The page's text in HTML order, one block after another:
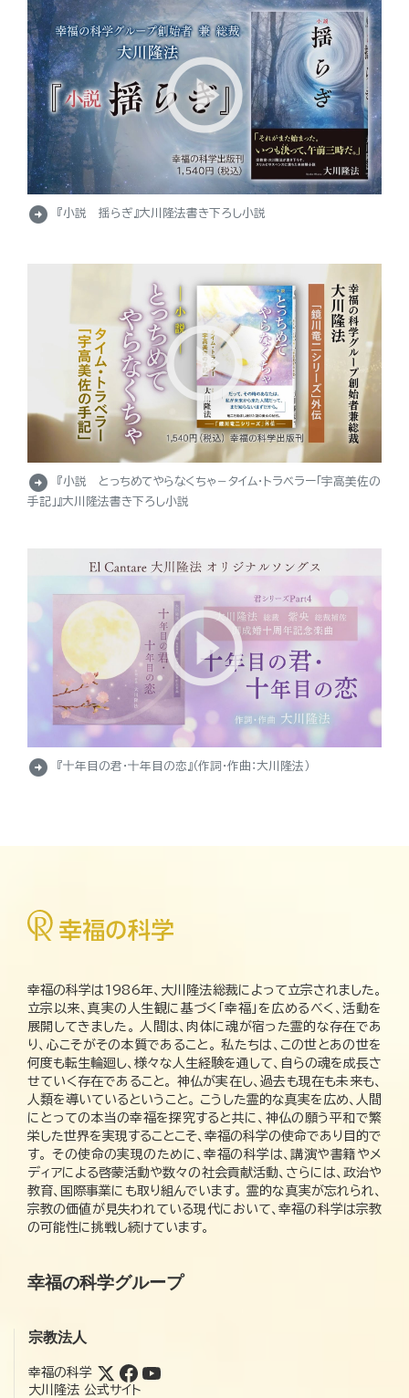
arrow_circle_right 『小説 揺らぎ』大川隆法書き下ろし小説
arrow_circle_right
『小説 とっちめてやらなくちゃ－タイム・トラベラー「宇高美佐の
手記」』大川隆法書き下ろし小説
arrow_circle_right 『十年目の君・十年目の恋』（作詞・作曲：大川隆法）
幸福の科学は1986年、大川隆法総裁によって立宗されました。
立宗以来、真実の人生観に基づく「幸福」を広めるべく、活動を
展開してきました。 人間は、肉体に魂が宿った霊的な存在であ
り、心こそがその本質であること。 私たちは、この世とあの世を
何度も転生輪廻し、様々な人生経験を通して、自らの魂を成長さ
せていく存在であること。 神仏が実在し、過去も現在も未来も、
人類を導いているということ。 こうした霊的な真実を広め、人間
にとっての本当の幸福を探究すると共に、神仏の願う平和で繁
栄した世界を実現することこそ、幸福の科学の使命であり目的で
す。 その使命の実現のために、幸福の科学は、講演や書籍やメ
ディアによる啓蒙活動や数々の社会貢献活動、さらには、政治や
教育、国際事業にも取り組んでいます。 霊的な真実が忘れられ、
宗教の価値が見失われている現代において、幸福の科学は宗教
の可能性に挑戦し続けています。
幸福の科学グループ
宗教法人
幸福の科学
大川隆法 公式サイト